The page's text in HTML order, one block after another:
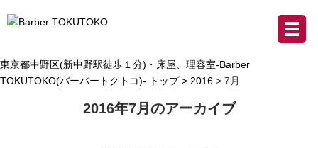
東京都中野区(新中野駅徒歩１分)・床屋、理容室-Barber
TOKUTOKO(バーバートクトコ)- トップ > 2016 > 7月
2016年7月のアーカイブ